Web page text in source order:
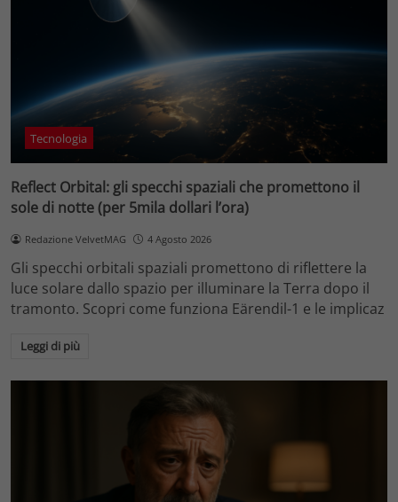
Tecnologia
Reflect Orbital: gli specchi spaziali che promettono il
sole di notte (per 5mila dollari l’ora)
Redazione VelvetMAG 4 Agosto 2026
Gli specchi orbitali spaziali promettono di riflettere la
luce solare dallo spazio per illuminare la Terra dopo il
tramonto. Scopri come funziona Eärendil-1 e le implicaz
Leggi di più